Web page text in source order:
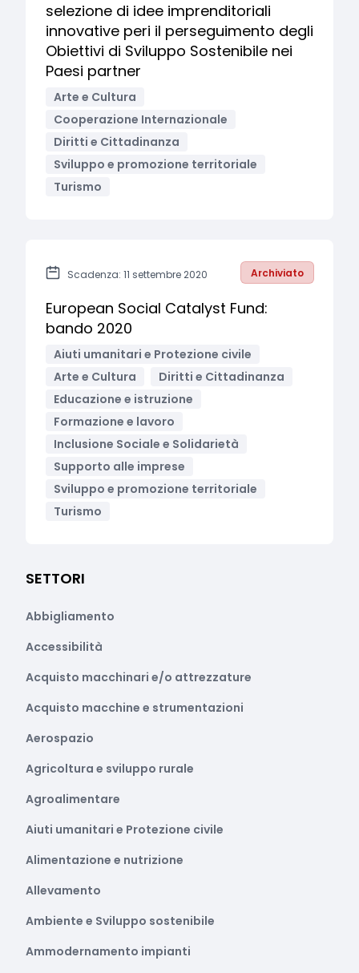
selezione di idee imprenditoriali
innovative peri il perseguimento degli
Obiettivi di Sviluppo Sostenibile nei
Paesi partner
Arte e Cultura
Cooperazione Internazionale
Diritti e Cittadinanza
Sviluppo e promozione territoriale
Turismo
Scadenza: 11 settembre 2020 Archiviato
European Social Catalyst Fund:
bando 2020
Aiuti umanitari e Protezione civile
Arte e Cultura
Diritti e Cittadinanza
Educazione e istruzione
Formazione e lavoro
Inclusione Sociale e Solidarietà
Supporto alle imprese
Sviluppo e promozione territoriale
Turismo
SETTORI
Abbigliamento
Accessibilità
Acquisto macchinari e/o attrezzature
Acquisto macchine e strumentazioni
Aerospazio
Agricoltura e sviluppo rurale
Agroalimentare
Aiuti umanitari e Protezione civile
Alimentazione e nutrizione
Allevamento
Ambiente e Sviluppo sostenibile
Ammodernamento impianti